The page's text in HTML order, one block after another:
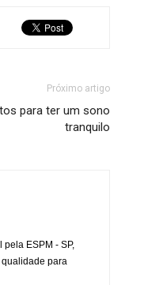
Próximo artigo
para ter um sono
tranquilo
ESPM - SP,
qualidade para